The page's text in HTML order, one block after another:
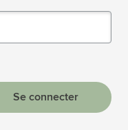
Se connecter